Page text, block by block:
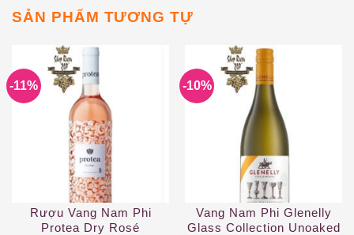
SẢN PHẨM TƯƠNG TỰ
-11%
Rượu Vang Nam Phi
Protea Dry Rosé
-10%
Vang Nam Phi Glenelly
Glass Collection Unoaked